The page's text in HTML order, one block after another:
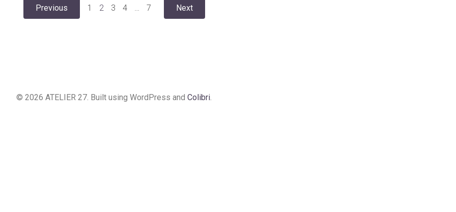
Posts
Previous
Posts
Page
1 Page
2 Page
3 Page
4 … Page
7
Posts
Next
© 2026 ATELIER 27. Built using WordPress and Colibri.